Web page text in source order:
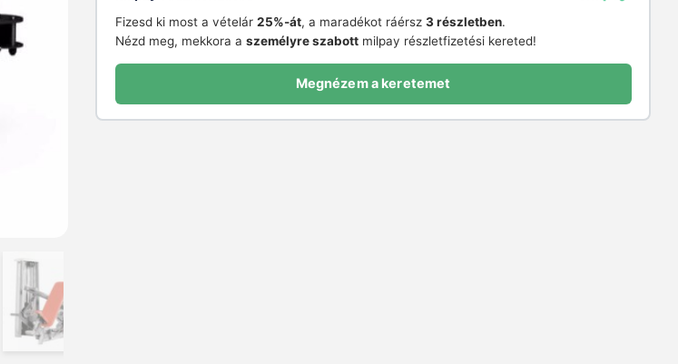
Fizesd ki most a vételár 25%-át, a maradékot ráérsz 3 részletben.
Nézd meg, mekkora a személyre szabottmilpay részletfizetési kereted!
Megnézem a keretemet